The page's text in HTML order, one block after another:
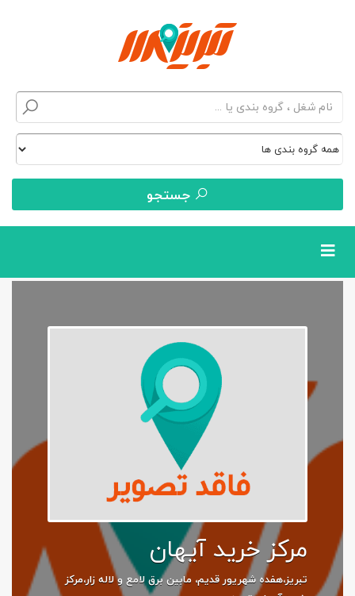
جستجو
مرکز خرید آیهان
تبریز،هفده شهریور قدیم، مابین برق لامع و لاله زار،مرکز